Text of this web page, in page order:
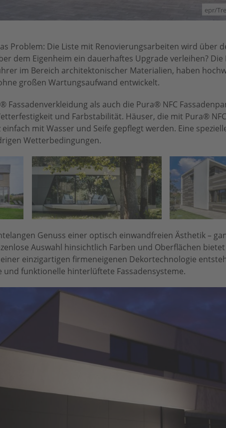
epr/
Problem: Die Liste mit Renovierungsarbeiten wird über
dem Eigenheim ein dauerhaftes Upgrade verleihen? Die
im Bereich architektonischer Materialien, haben
großen Wartungsaufwand entwickelt.
Fassadenverkleidung als auch die Pura® NFC
und Farbstabilität. Häuser, die mit Pura®
mit Wasser und Seife gepflegt werden. Eine
Wetterbedingungen.
Genuss einer optisch einwandfreien Ästhetik –
Auswahl hinsichtlich Farben und Oberflächen
einzigartigen firmeneigenen Dekortechnologie
funktionelle hinterlüftete Fassadensysteme.